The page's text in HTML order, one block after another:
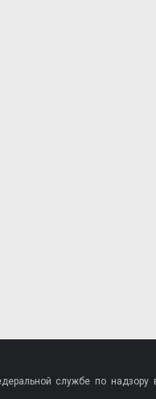
службе по надзору